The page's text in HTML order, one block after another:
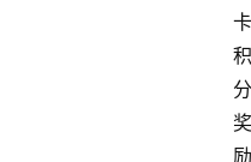
卡
积
分
奖
励